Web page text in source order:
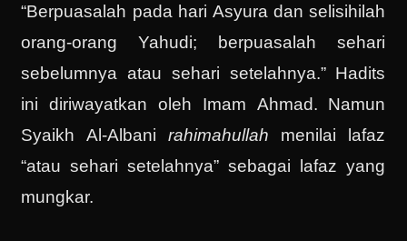
“Berpuasalah pada hari Asyura dan selisihilah
orang-orang Yahudi; berpuasalah sehari
sebelumnya atau sehari setelahnya.” Hadits
ini diriwayatkan oleh Imam Ahmad. Namun
Syaikh Al-Albanirahimahullah menilai lafaz
“atau sehari setelahnya” sebagai lafaz yang
mungkar.